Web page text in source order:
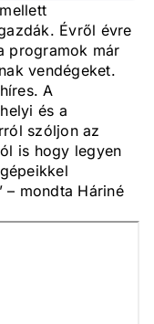
Évről évre
programok már
vendégeket.
A
és a
szóljon az
is hogy legyen
– mondta Háriné